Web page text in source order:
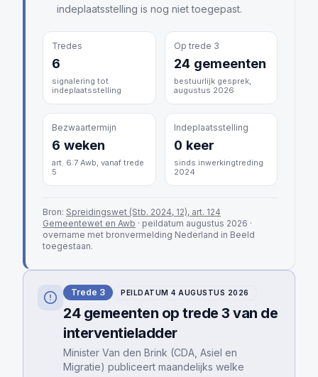
indeplaatsstelling is nog niet toegepast.
Tredes
6
signalering tot
indeplaatsstelling
Op trede 3
24 gemeenten
bestuurlijk gesprek,
augustus 2026
Bezwaartermijn
6 weken
art. 6:7 Awb, vanaf trede
5
Indeplaatsstelling
0 keer
sinds inwerkingtreding
2024
Bron: Spreidingswet (Stb. 2024, 12), art. 124
Gemeentewet en Awb · peildatum augustus 2026 ·
overname met bronvermelding Nederland in Beeld
toegestaan.
Trede 3 PEILDATUM 4 AUGUSTUS 2026
24gemeenten op trede 3 van de
interventieladder
Minister Van den Brink (CDA, Asiel en
Migratie) publiceert maandelijks welke